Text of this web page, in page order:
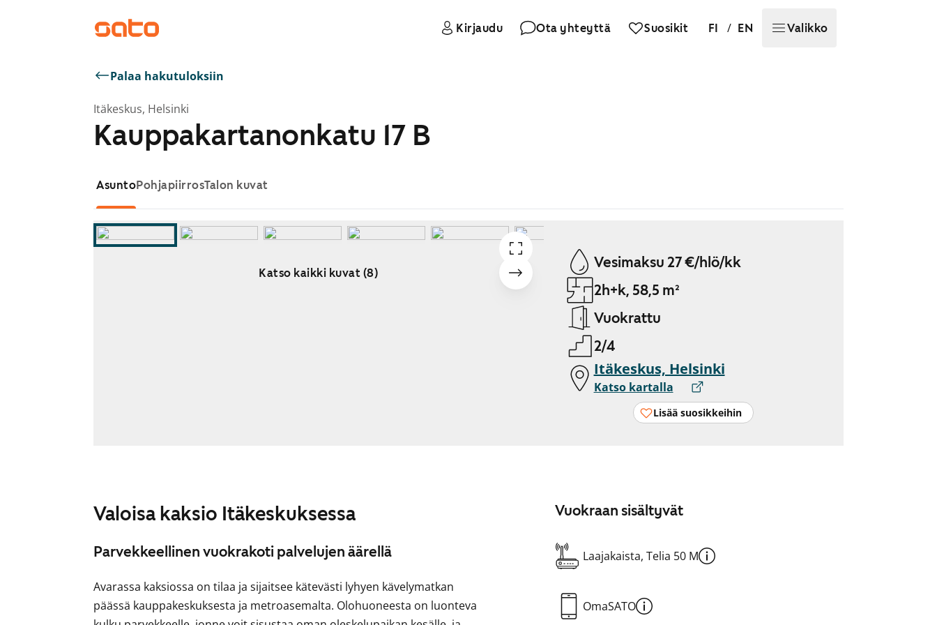
Kirjaudu Ota yhteyttä Suosikit FI / EN Valikko
Palaa hakutuloksiin
Itäkeskus, Helsinki
Kauppakartanonkatu 17 B
AsuntoPohjapiirrosTalon kuvat
Katso kaikki kuvat (8)
Vesimaksu 27 €/hlö/kk
2h+k, 58,5 m²
Vuokrattu
2/4
Itäkeskus, Helsinki
Katso kartalla
Lisää suosikkeihin
Valoisa kaksio Itäkeskuksessa
Parvekkeellinen vuokrakoti palvelujen äärellä
Avarassa kaksiossa on tilaa ja sijaitsee kätevästi lyhyen kävelymatkan
päässä kauppakeskuksesta ja metroasemalta. Olohuoneesta on luonteva
Vuokraan sisältyvät
Laajakaista, Telia 50 M
OmaSATO